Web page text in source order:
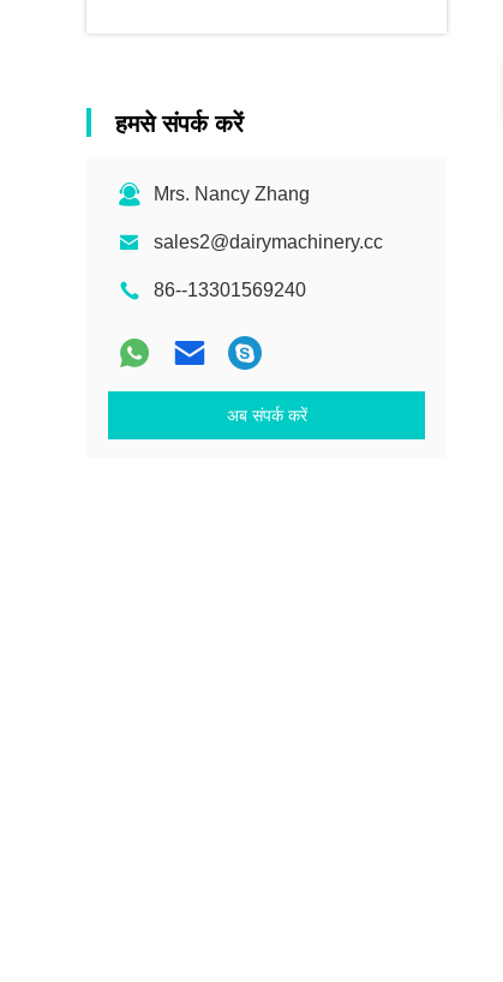
हमसे संपर्क करें
Mrs. Nancy Zhang
sales2@dairymachinery.cc
86--13301569240
अब संपर्क करें